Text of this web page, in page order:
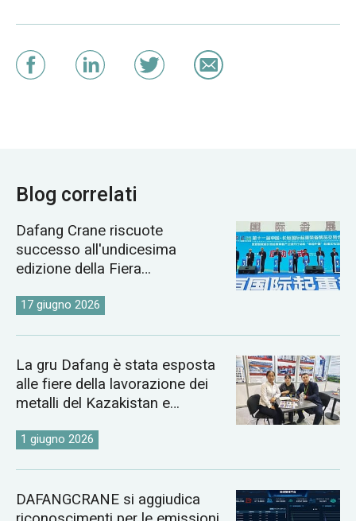
Blog correlati
Dafang Crane riscuote
successo all'undicesima
edizione della Fiera
Changyuan.
17 giugno 2026
La gru Dafang è stata esposta
alle fiere della lavorazione dei
metalli del Kazakistan e
1 giugno 2026
DAFANGCRANE si aggiudica